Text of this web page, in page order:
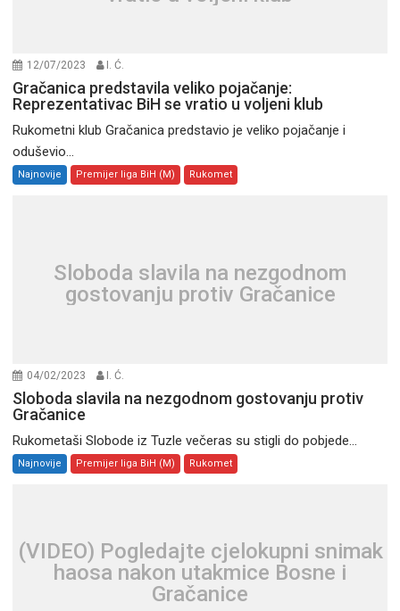
12/07/2023 I. Ć.
Gračanica predstavila veliko pojačanje:
Reprezentativac BiH se vratio u voljeni klub
Rukometni klub Gračanica predstavio je veliko pojačanje i
oduševio...
Najnovije Premijer liga BiH (M) Rukomet
Sloboda slavila na nezgodnom
gostovanju protiv Gračanice
04/02/2023 I. Ć.
Sloboda slavila na nezgodnom gostovanju protiv
Gračanice
Rukometaši Slobode iz Tuzle večeras su stigli do pobjede...
Najnovije Premijer liga BiH (M) Rukomet
(VIDEO) Pogledajte cjelokupni snimak
haosa nakon utakmice Bosne i
Gračanice